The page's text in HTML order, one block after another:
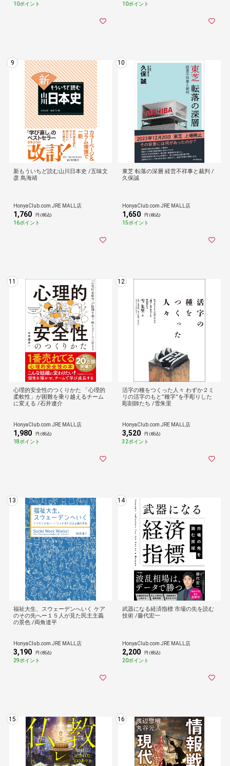
10ポイント 10ポイント
9
新もういちど読む山川日本史 /五味文
彦 鳥海靖
HonyaClub.com JRE MALL店
1,760 円 (税込)
16ポイント
10
東芝 転落の深層 経営不祥事と裁判 /
久保誠
HonyaClub.com JRE MALL店
1,650 円 (税込)
15ポイント
11
心理的安全性のつくりかた 「心理的
柔軟性」が困難を乗り越えるチーム
に変える /石井遼介
HonyaClub.com JRE MALL店
1,980 円 (税込)
18ポイント
12
活字の種をつくった人々 わずか２ミ
リの活字のもと”種字”を手彫りした
彫刻師たち /雪朱里
HonyaClub.com JRE MALL店
3,520 円 (税込)
32ポイント
13
福祉大生、スウェーデンへいく ケア
のその先へー１５人が見た民主主義
の景色 /両角達平
HonyaClub.com JRE MALL店
3,190 円 (税込)
29ポイント
14
武器になる経済指標 市場の先を読む
技術 /藤代宏一
HonyaClub.com JRE MALL店
2,200 円 (税込)
20ポイント
15 16